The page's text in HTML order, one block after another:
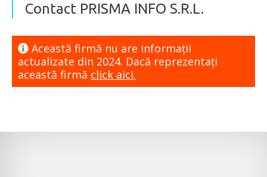
Contact PRISMA INFO S.R.L.
Această firmă nu are informaţii
actualizate din 2024. Dacă reprezentaţi
această firmă click aici.